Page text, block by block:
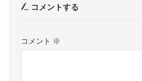
コメントする
コメント ※